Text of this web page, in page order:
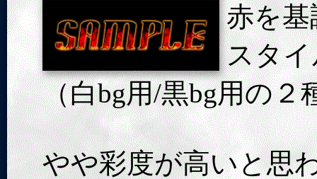
赤を
スタ
（白bg用/黒bg用の２
やや彩度が高いと思